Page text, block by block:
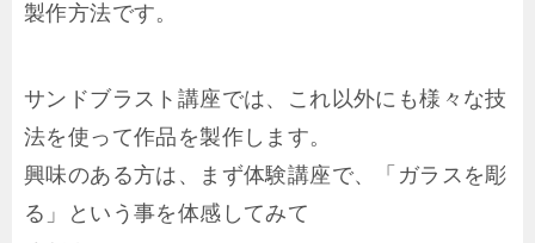
製作方法です。
サンドブラスト講座では、これ以外にも様々な技
法を使って作品を製作します。
興味のある方は、まず体験講座で、「ガラスを彫
る」という事を体感してみて